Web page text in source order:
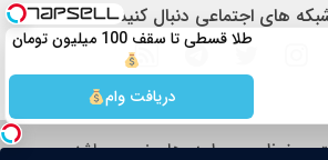
شبکه های اجتماعی دنبال کنید
محفوظ و مربوط به رهام خبر می باشد.
طلا قسطی تا سقف 100 میلیون تومان
دریافت وام